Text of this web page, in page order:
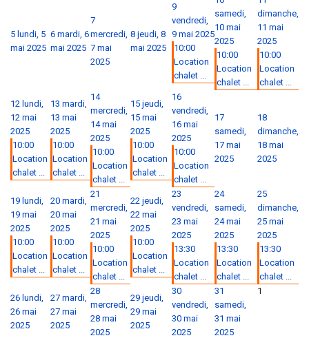
5 lundi, 5
mai 2025
6 mardi, 6
mai 2025
7
mercredi,
7 mai
2025
8 jeudi, 8
mai 2025
9
vendredi,
9 mai 2025
10:00
Location
chalet ...
samedi,
10 mai
2025
10:00
Location
chalet ...
dimanche,
11 mai
2025
10:00
Location
chalet ...
12 lundi,
12 mai
2025
10:00
Location
chalet ...
13 mardi,
13 mai
2025
10:00
Location
chalet ...
14
mercredi,
14 mai
2025
10:00
Location
chalet ...
15 jeudi,
15 mai
2025
10:00
Location
chalet ...
16
vendredi,
16 mai
2025
10:00
Location
chalet ...
17
samedi,
17 mai
2025
18
dimanche,
18 mai
2025
19 lundi,
19 mai
2025
10:00
Location
chalet ...
20 mardi,
20 mai
2025
10:00
Location
chalet ...
21
mercredi,
21 mai
2025
10:00
Location
chalet ...
22 jeudi,
22 mai
2025
10:00
Location
chalet ...
23
vendredi,
23 mai
2025
13:30
Location
chalet ...
24
samedi,
24 mai
2025
13:30
Location
chalet ...
25
dimanche,
25 mai
2025
13:30
Location
chalet ...
26 lundi,
26 mai
2025
27 mardi,
27 mai
2025
28
mercredi,
28 mai
2025
29 jeudi,
29 mai
2025
30
vendredi,
30 mai
2025
31
samedi,
31 mai
2025
1